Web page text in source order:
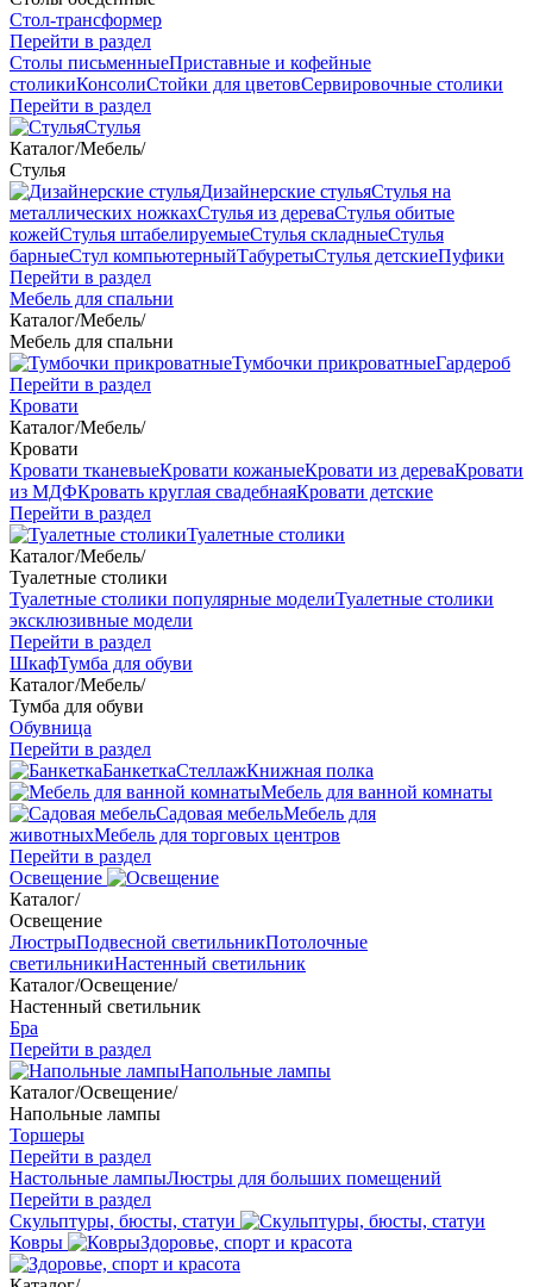
Стол-трансформер
Перейти в раздел
Столы письменныеПриставные и кофейные
столикиКонсолиСтойки для цветовСервировочные столики
Перейти в раздел
Стулья
Каталог/Мебель/
Стулья
Дизайнерские стульяСтулья на
металлических ножкахСтулья из дереваСтулья обитые
кожейСтулья штабелируемыеСтулья складныеСтулья
барныеСтул компьютерныйТабуретыСтулья детскиеПуфики
Перейти в раздел
Мебель для спальни
Каталог/Мебель/
Мебель для спальни
Тумбочки прикроватныеГардероб
Перейти в раздел
Кровати
Каталог/Мебель/
Кровати
Кровати тканевыеКровати кожаныеКровати из дереваКровати
из МДФКровать круглая свадебнаяКровати детские
Перейти в раздел
Туалетные столики
Каталог/Мебель/
Туалетные столики
Туалетные столики популярные моделиТуалетные столики
эксклюзивные модели
Перейти в раздел
ШкафТумба для обуви
Каталог/Мебель/
Тумба для обуви
Обувница
Перейти в раздел
БанкеткаСтеллажКнижная полка
Мебель для ванной комнаты
Садовая мебельМебель для
животныхМебель для торговых центров
Перейти в раздел
Освещение
Каталог/
Освещение
ЛюстрыПодвесной светильникПотолочные
светильникиНастенный светильник
Каталог/Освещение/
Настенный светильник
Бра
Перейти в раздел
Напольные лампы
Каталог/Освещение/
Напольные лампы
Торшеры
Перейти в раздел
Настольные лампыЛюстры для больших помещений
Перейти в раздел
Скульптуры, бюсты, статуи
Ковры
Здоровье, спорт и красота